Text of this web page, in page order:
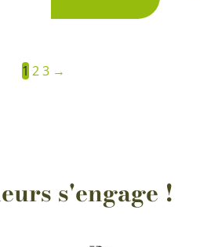
1 2 3 →
s'engage !